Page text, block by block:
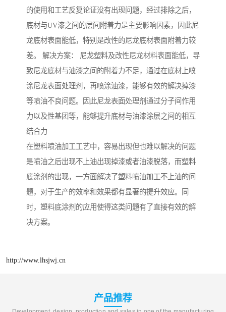
的使用和工艺反复论证没有出现问题，经过排除之后，
底材与UV漆之间的层间附着力是主要影响因素，因此尼
龙底材表面能低，特别是改性的尼龙底材表面附着力较
差。 解决方案： 尼龙塑料及改性尼龙材料表面能低，导
致尼龙底材与油漆之间的附着力不足，通过在底材上喷
涂尼龙表面处理剂，再喷涂油漆，能够有效的解决掉漆
等喷油不良问题。因此尼龙表面处理剂通过分子间作用
力以及性基团等，能够提升底材与油漆涂层之间的相互
结合力
在塑料喷油加工工艺中，容易出现但也难以解决的问题
是喷油之后出现不上油出现掉漆或者油漆脱落，而塑料
底涂剂的出现，一方面解决了塑料喷油加工不上油的问
题，对于生产的效率和效果都有显著的提升效应。同
时，塑料底涂剂的应用使得这类问题有了直接有效的解
决方案。
http://www.lhsjwj.cn
产品推荐